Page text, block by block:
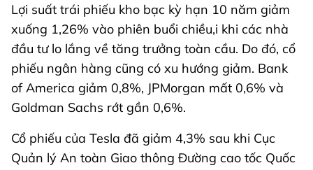
Lợi suất trái phiếu kho bạc kỳ hạn 10 năm giảm
xuống 1,26% vào phiên buổi chiều,i khi các nhà
đầu tư lo lắng về tăng trưởng toàn cầu. Do đó, cổ
phiếu ngân hàng cũng có xu hướng giảm. Bank
of America giảm 0,8%, JPMorgan mất 0,6% và
Goldman Sachs rớt gần 0,6%.
Cổ phiếu của Tesla đã giảm 4,3% sau khi Cục
Quản lý An toàn Giao thông Đường cao tốc Quốc